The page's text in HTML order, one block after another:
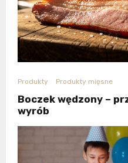
Produkty Produkty mięsne
Boczek wędzony –
wyrób